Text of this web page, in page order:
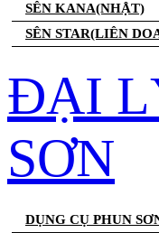
SÊN KANA(NHẬT)
SÊN STAR(LIÊN
ĐẠI
SƠN
DỤNG CỤ PHUN